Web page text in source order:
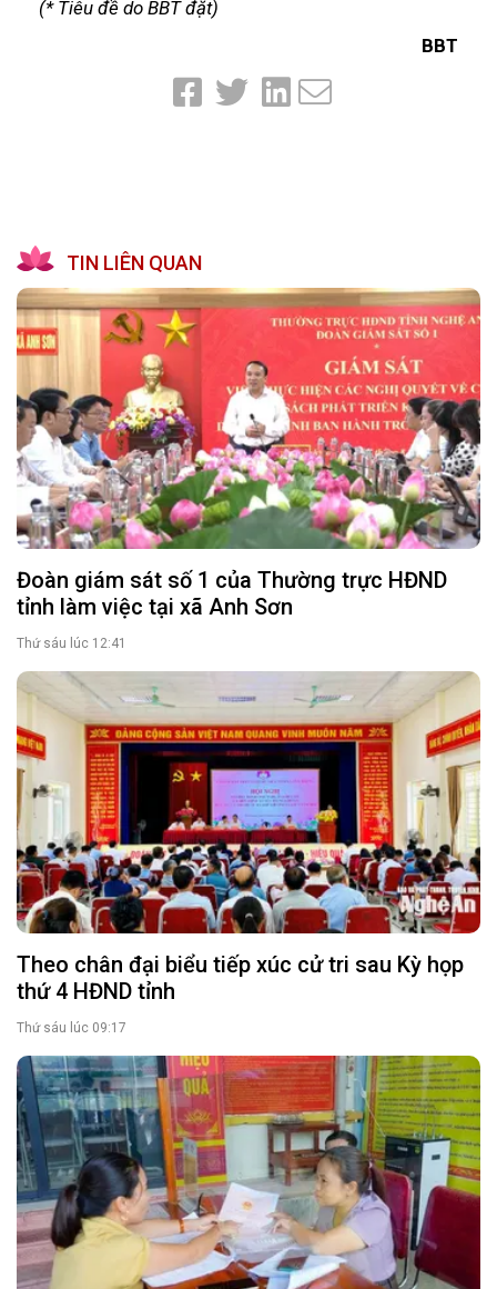
(* Tiêu đề do BBT đặt)
BBT
TIN LIÊN QUAN
Đoàn giám sát số 1 của Thường trực HĐND
tỉnh làm việc tại xã Anh Sơn
Thứ sáu lúc 12:41
Theo chân đại biểu tiếp xúc cử tri sau Kỳ họp
thứ 4 HĐND tỉnh
Thứ sáu lúc 09:17